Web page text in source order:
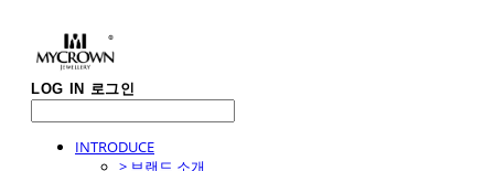
LOG IN 로그인
INTRODUCE
> 브랜드 소개